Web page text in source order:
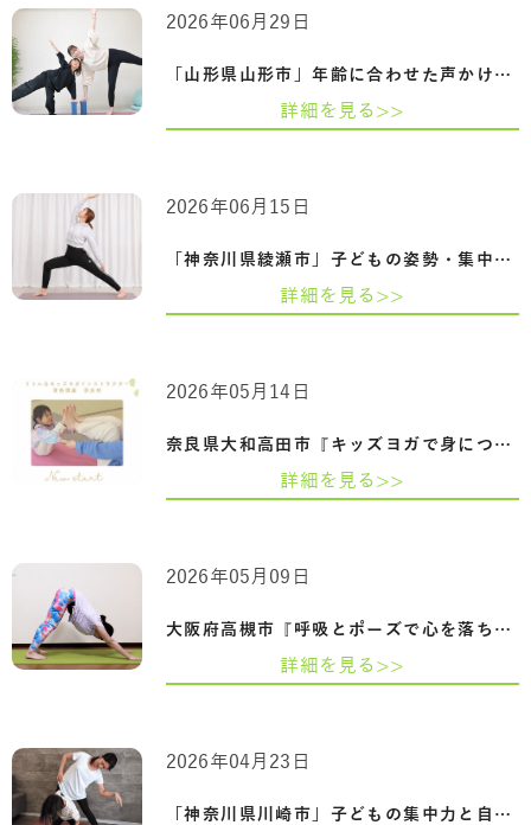
「山形県山形市」年齢に合わせた声かけと…
2026年06月29日
詳細を見る>>
「神奈川県綾瀬市」子どもの姿勢・集中力…
2026年06月15日
詳細を見る>>
奈良県大和高田市『キッズヨガで身につく…
2026年05月14日
詳細を見る>>
大阪府高槻市『呼吸とポーズで心を落ち着…
2026年05月09日
詳細を見る>>
「神奈川県川崎市」子どもの集中力と自己…
2026年04月23日